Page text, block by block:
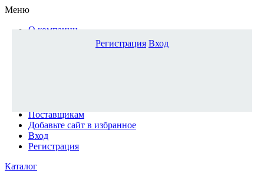
Меню
О компании
Доставка и оплата
Поставщикам
Добавьте сайт в избранное
Вход
Регистрация
Каталог
Регистрация Вход